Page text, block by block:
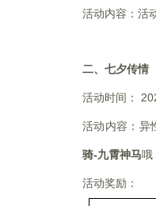
活动内容：活
二、七夕传情
活动时间：
活动内容：异
骑-九霄神马哦
活动奖励：